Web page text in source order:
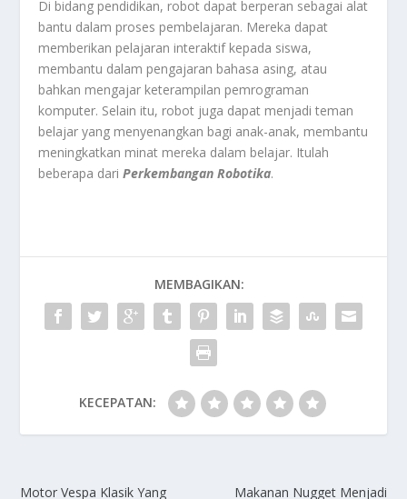
Di bidang pendidikan, robot dapat berperan sebagai alat
bantu dalam proses pembelajaran. Mereka dapat
memberikan pelajaran interaktif kepada siswa,
membantu dalam pengajaran bahasa asing, atau
bahkan mengajar keterampilan pemrograman
komputer. Selain itu, robot juga dapat menjadi teman
belajar yang menyenangkan bagi anak-anak, membantu
meningkatkan minat mereka dalam belajar. Itulah
beberapa dariPerkembangan Robotika.
MEMBAGIKAN:
KECEPATAN:
Motor Vespa Klasik Yang Makanan Nugget Menjadi